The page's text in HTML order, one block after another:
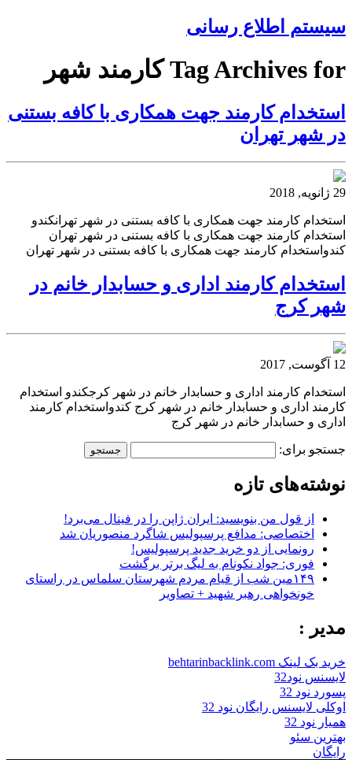
سیستم اطلاع رسانی
Tag Archives for کارمند شهر
استخدام کارمند جهت همکاری با کافه بستنی
در شهر تهران
29 ژانویه, 2018
استخدام کارمند جهت همکاری با کافه بستنی در شهر تهرانکندو
استخدام کارمند جهت همکاری با کافه بستنی در شهر تهران
کندواستخدام کارمند جهت همکاری با کافه بستنی در شهر تهران
استخدام کارمند اداری و حسابدار خانم در
شهر کرج
12 آگوست, 2017
استخدام کارمند اداری و حسابدار خانم در شهر کرجکندو استخدام
کارمند اداری و حسابدار خانم در شهر کرج کندواستخدام کارمند
اداری و حسابدار خانم در شهر کرج
جستجو برای:
نوشته‌های تازه
از قول من بنویسید: ایران ژاپن را در فینال می‌برد!
اختصاصی: مدافع پرسپولیس شاگرد منصوریان شد
رونمایی از دو خرید جدید پرسپولیس!
فوری: جواد نکونام به لیگ برتر برگشت
۱۴۹مین شب از قیام مردم شهرستان سلماس در راستای
خونخواهی رهبر شهید + تصاویر
مدیر :
خرید بک لینک behtarinbacklink.com
لایسنس نود32
پسورد نود 32
اوکلی لایسنس رایگان نود 32
همیار نود 32
بهترین سئو
رایگان